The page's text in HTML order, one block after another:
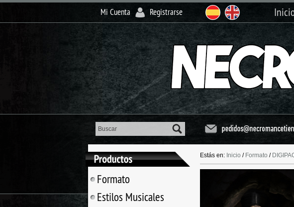
Mi Cuenta Registrarse
Formato
Estilos Musicales
Estás en: Inicio / Formato /